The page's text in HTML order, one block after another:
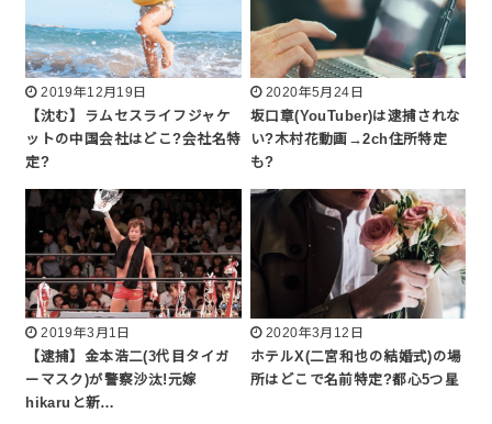
2019年12月19日
【沈む】ラムセスライフジャケ
ットの中国会社はどこ?会社名特
定?
2020年5月24日
坂口章(YouTuber)は逮捕されな
い?木村花動画→2ch住所特定
も?
2019年3月1日
【逮捕】金本浩二(3代目タイガ
ーマスク)が警察沙汰!元嫁
hikaruと新…
2020年3月12日
ホテルX(二宮和也の結婚式)の場
所はどこで名前特定?都心5つ星